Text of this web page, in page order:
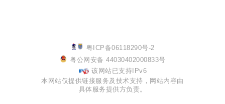
粤ICP备06118290号-2
粤公网安备 44030402000833号
该网站已支持IPv6
本网站仅提供链接服务及技术支持，网站内容由
具体服务提供方负责。